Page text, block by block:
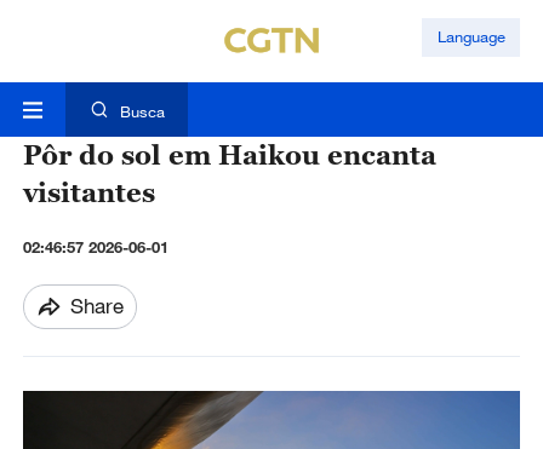
Language
Busca
Pôr do sol em Haikou encanta
visitantes
02:46:57 2026-06-01
Share